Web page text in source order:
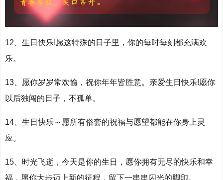
12、生日快乐!愿这特殊的日子里，你的每时每刻都充满欢
乐。
13、愿你岁岁常欢愉，祝你年年皆胜意。亲爱生日快乐!愿你
以后独闯的日子，不孤单。
14、生日快乐～愿所有俗套的祝福与愿望都能在你身上灵
应。
15、时光飞逝，今天是你的生日，愿你拥有无尽的快乐和幸
福，愿你⼤步迈上新的征程，留下⼀串串闪光的脚印。